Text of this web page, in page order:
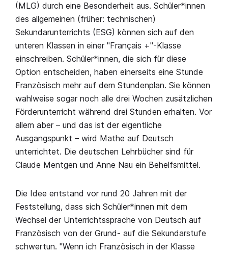
(MLG) durch eine Besonderheit aus. Schüler*innen
des allgemeinen (früher: technischen)
Sekundarunterrichts (ESG) können sich auf den
unteren Klassen in einer "Français +"-Klasse
einschreiben. Schüler*innen, die sich für diese
Option entscheiden, haben einerseits eine Stunde
Französisch mehr auf dem Stundenplan. Sie können
wahlweise sogar noch alle drei Wochen zusätzlichen
Förderunterricht während drei Stunden erhalten. Vor
allem aber – und das ist der eigentliche
Ausgangspunkt – wird Mathe auf Deutsch
unterrichtet. Die deutschen Lehrbücher sind für
Claude Mentgen und Anne Nau ein Behelfsmittel.
Die Idee entstand vor rund 20 Jahren mit der
Feststellung, dass sich Schüler*innen mit dem
Wechsel der Unterrichtssprache von Deutsch auf
Französisch von der Grund- auf die Sekundarstufe
schwertun. "Wenn ich Französisch in der Klasse